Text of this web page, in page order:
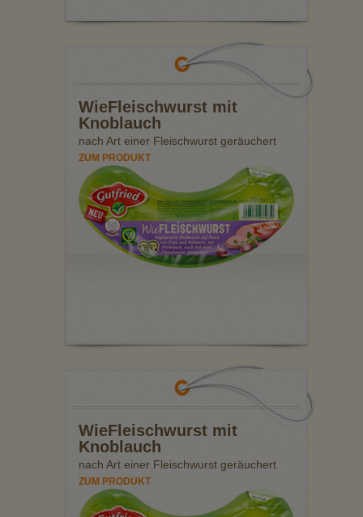
WieFleischwurst mit
Knoblauch
nach Art einer Fleischwurst geräuchert
ZUM PRODUKT
WieFleischwurst mit
Knoblauch
nach Art einer Fleischwurst geräuchert
ZUM PRODUKT